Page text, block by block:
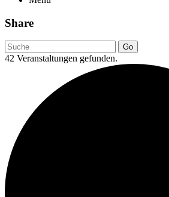
Share
Go
42 Veranstaltungen gefunden.